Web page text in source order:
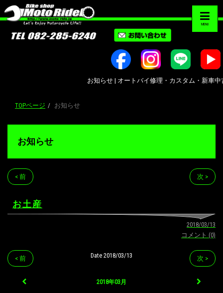
MENU
お知らせ | オートバイ修理・カスタム・新車中
TOPページ お知らせ
お知らせ
< 前 次 >
お土産
2018/03/13
コメント (0)
< 前 次 >
Date 2018/03/13
2018年03月